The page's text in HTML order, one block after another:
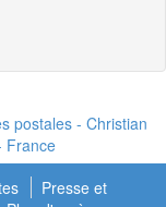
postales - Christian
France
Presse et